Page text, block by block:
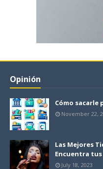
Opinión
Cómo
November 22,
Las Mejores
Encuentra
July 18, 2023